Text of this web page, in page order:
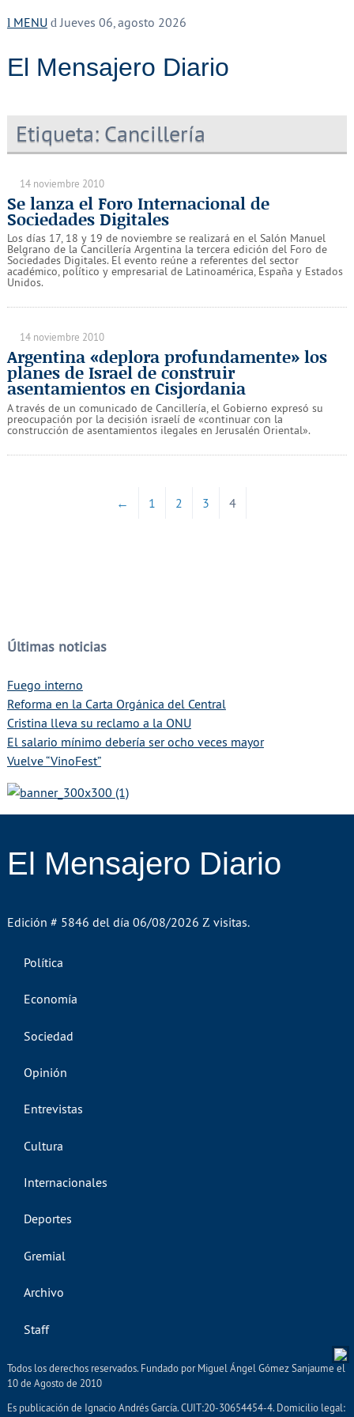
MENU Jueves 06, agosto 2026
El Mensajero Diario
Etiqueta: Cancillería
14 noviembre 2010
Se lanza el Foro Internacional de
Sociedades Digitales
Los días 17, 18 y 19 de noviembre se realizará en el Salón Manuel
Belgrano de la Cancillería Argentina la tercera edición del Foro de
Sociedades Digitales. El evento reúne a referentes del sector
académico, político y empresarial de Latinoamérica, España y Estados
Unidos.
14 noviembre 2010
Argentina «deplora profundamente» los
planes de Israel de construir
asentamientos en Cisjordania
A través de un comunicado de Cancillería, el Gobierno expresó su
preocupación por la decisión israelí de «continuar con la
construcción de asentamientos ilegales en Jerusalén Oriental».
← 1 2 3 4
Últimas noticias
Fuego interno
Reforma en la Carta Orgánica del Central
Cristina lleva su reclamo a la ONU
El salario mínimo debería ser ocho veces mayor
Vuelve “VinoFest”
El Mensajero Diario
Edición # 5846 del día 06/08/2026 visitas.
Política
Economía
Sociedad
Opinión
Entrevistas
Cultura
Internacionales
Deportes
Gremial
Archivo
Staff
Todos los derechos reservados. Fundado por Miguel Ángel Gómez Sanjaume el
10 de Agosto de 2010
Es publicación de Ignacio Andrés García. CUIT:20-30654454-4. Domicilio legal: